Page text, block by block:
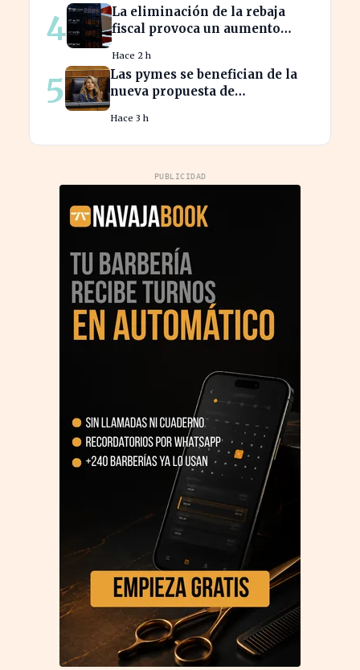
4
La eliminación de la rebaja
fiscal provoca un aumento
carburante este verano
Hace 2 h
5
Las pymes se benefician de la
nueva propuesta de
Hace 3 h
PUBLICIDAD